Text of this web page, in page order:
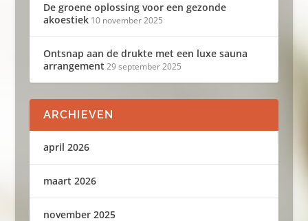
De groene oplossing voor een gezonde
akoestiek 10 november 2025
Ontsnap aan de drukte met een luxe sauna
arrangement 29 september 2025
ARCHIEVEN
april 2026
maart 2026
november 2025